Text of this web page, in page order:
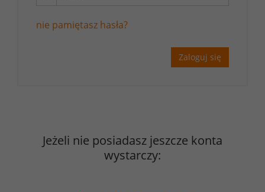
nie pamiętasz hasła?
Zaloguj się
Jeżeli nie posiadasz jeszcze konta
wystarczy: